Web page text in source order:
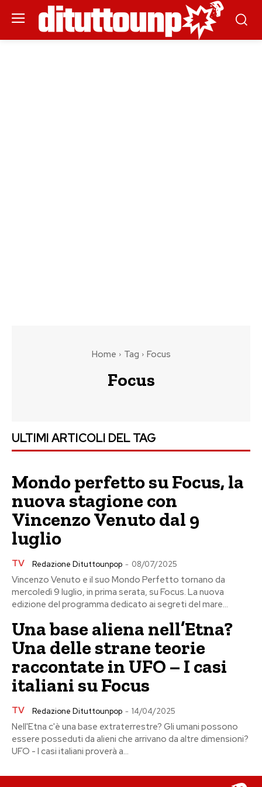
Home Tag Focus
Focus
ULTIMI ARTICOLI DEL TAG
Mondo perfetto su Focus, la
nuova stagione con
Vincenzo Venuto dal 9
luglio
TV Redazione Dituttounpop - 08/07/2025
Vincenzo Venuto e il suo Mondo Perfetto tornano da
mercoledì 9 luglio, in prima serata, su Focus. La nuova
edizione del programma dedicato ai segreti del mare...
Una base aliena nell’Etna?
Una delle strane teorie
raccontate in UFO – I casi
italiani su Focus
TV Redazione Dituttounpop - 14/04/2025
Nell'Etna c'è una base extraterrestre? Gli umani possono
essere posseduti da alieni che arrivano da altre dimensioni?
UFO - I casi italiani proverà a...